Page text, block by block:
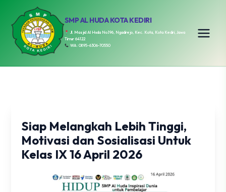
SMP AL HUDA KOTA KEDIRI
Jl. Masjid Al Huda No.196, Ngadirejo, Kec. Kota, Kota Kediri, Jawa
Timur 64122
WA: 0895-6306-70550
Siap Melangkah Lebih Tinggi,
Motivasi dan Sosialisasi Untuk
Kelas IX 16 April 2026